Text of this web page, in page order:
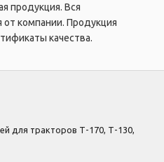
продукция. Вся
компании. Продукция
качества.
для тракторов Т-170, Т-130,